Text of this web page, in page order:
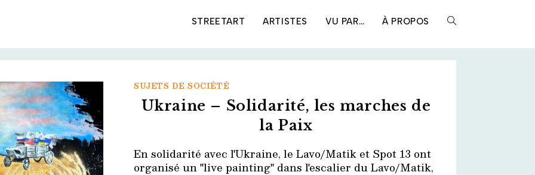
STREETART ARTISTES VU PAR… À PROPOS TOGGLE
SUJETS DE SOCIÉTÉ
Ukraine – Solidarité, les marches de
la Paix
En solidarité avec l'Ukraine, le Lavo/Matik et Spot 13 ont
organisé un "live painting" dans l'escalier du Lavo/Matik,